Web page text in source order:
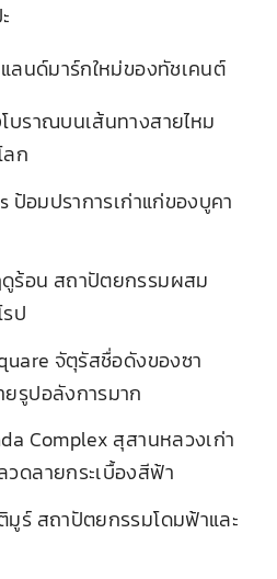
ลนด์มาร์กใหม่ของทัชเคนต์
บราณบนเส้นทางสายไหม
ลก
ป้อมปราการเก่าแก่ของบูคา
ร้อน สถาปัตยกรรมผสม
ป
จัตุรัสชื่อดังของซา
รูปอลังการมาก
Complex สุสานหลวงเก่า
ดลายกระเบื้องสีฟ้า
มูร์ สถาปัตยกรรมโดมฟ้าและ